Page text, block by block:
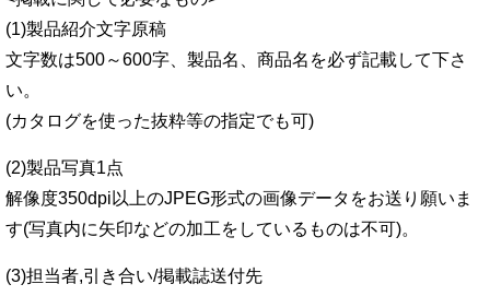
(1)製品紹介文字原稿
文字数は500～600字、製品名、商品名を必ず記載して下さ
い。
(カタログを使った抜粋等の指定でも可)
(2)製品写真1点
解像度350dpi以上のJPEG形式の画像データをお送り願いま
す(写真内に矢印などの加工をしているものは不可)。
(3)担当者,引き合い/掲載誌送付先